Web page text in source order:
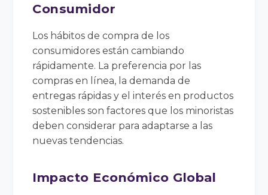
Consumidor
Los hábitos de compra de los
consumidores están cambiando
rápidamente. La preferencia por las
compras en línea, la demanda de
entregas rápidas y el interés en productos
sostenibles son factores que los minoristas
deben considerar para adaptarse a las
nuevas tendencias.
Impacto Económico Global